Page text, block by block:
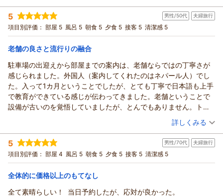
今後とも井づつやご愛顧のほどよろしくお願いいたします。
（返信日：2026/07/01）
投稿者： hiroさん(男性/70代)
宿泊プラン： ≪期間限定のお値打ちシニアプラン≫ JR江原駅の無料送迎
あり ※要予約
和室 朝・夕
宿泊価格帯： 23,001～24,000円(大人一人あたり/税込)
hiro様
この度は当館にご宿泊いただき誠にありがとうございました。
さらにはご滞在中ご満足いただけたようで大変うれしく存じま
す。
これからも守るべき伝統を大切にしつつ、時代に合ったサービ
今後とも井づつやご愛顧のほどよろしくお願いいたします。
（返信日：2026/05/14）
5 男性/50代 夫婦旅行
項目別評価： 部屋 5 風呂 5 朝食 5 夕食 5 接客 5 清潔感 5
老舗の良さと流行りの融合
駐車場の出迎えから部屋までの案内は、老舗ならではの丁寧さが
感じられました。外国人（案内してくれたのはネパール人）でし
た。入って1カ月ということでしたが、とても丁寧で日本語も上手
で教育ができている感じが伝わってきました。老舗ということで
設備が古いのを覚悟していましたが、とんでもありません。トイ
レは最新の高級品ですし、ベッドなんかも今時の流行りのセッテ
ィングでした。ウェルカムドリンクにスパークリングワインが冷
蔵庫に入っていたのにも驚きました。「雅」というタイプの部屋
を利用させていただきましたが、2人では正直広すぎました。部屋
にあるお風呂も広くてとても良かったです。強いていうなら、そ
う少し高さがあったら良かったかと思いますが、夜には足元だけ
明りを付けることができるので、外から見えることはないと思い
（投稿日：2026/05/11）
宿泊時期： 2026年05月宿泊 (夫婦旅行)
投稿者： ちぇしゃ猫さん
宿泊プラン： ≪期間限定のお値打ちシニアプラン≫ JR江原駅の無料送迎
あり ※要予約
和洋室 朝・夕
宿泊価格帯： 30,001円以上(大人一人あたり/税込)
湯村温泉 佳泉郷 井づつやからの返信
詳しくみる
5 男性/70代 夫婦旅行
項目別評価： 部屋 4 風呂 5 朝食 5 夕食 5 接客 5 清潔感 5
全体的に価格以上のもてなし
全て素晴らしい！ 当日予約したが、応対が良かった。